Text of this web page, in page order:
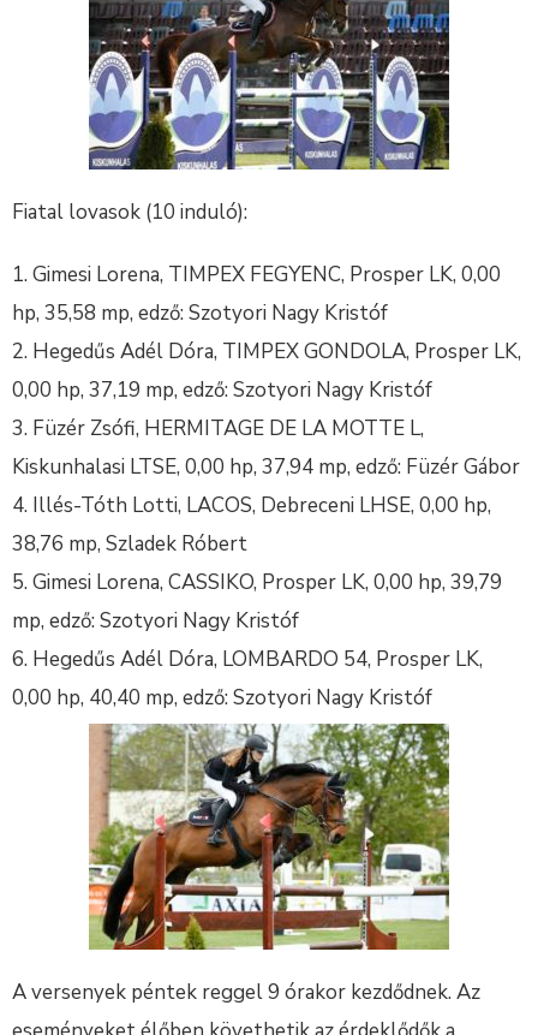
Fiatal lovasok (10 induló):
Gimesi Lorena, TIMPEX FEGYENC, Prosper LK, 0,00
hp, 35,58 mp, edző: Szotyori Nagy Kristóf
Hegedűs Adél Dóra, TIMPEX GONDOLA, Prosper LK,
0,00 hp, 37,19 mp, edző: Szotyori Nagy Kristóf
Füzér Zsófi, HERMITAGE DE LA MOTTE L,
Kiskunhalasi LTSE, 0,00 hp, 37,94 mp, edző: Füzér Gábor
Illés-Tóth Lotti, LACOS, Debreceni LHSE, 0,00 hp,
38,76 mp, Szladek Róbert
Gimesi Lorena, CASSIKO, Prosper LK, 0,00 hp, 39,79
mp, edző: Szotyori Nagy Kristóf
Hegedűs Adél Dóra, LOMBARDO 54, Prosper LK,
0,00 hp, 40,40 mp, edző: Szotyori Nagy Kristóf
A versenyek péntek reggel 9 órakor kezdődnek. Az